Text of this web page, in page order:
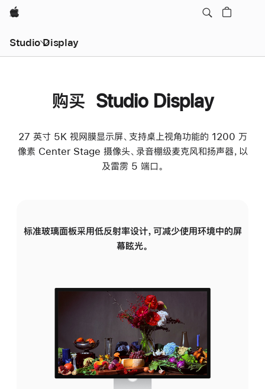
Apple
Studio Display
购买 Studio Display
27 英寸 5K 视网膜显示屏、支持桌上视角功能的 1200 万
像素 Center Stage 摄像头、录音棚级麦克风和扬声器，以
及雷雳 5 端口。
标准玻璃面板采用低反射率设计，可减少使用环境中的屏
幕眩光。